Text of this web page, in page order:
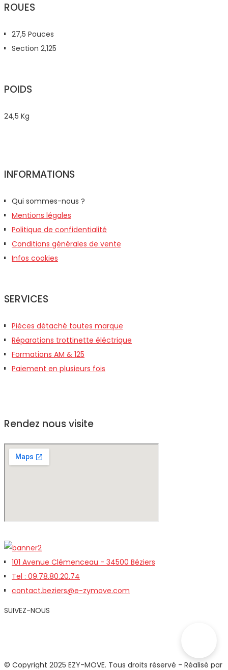
ROUES
27,5 Pouces
Section 2,125
POIDS
24,5 Kg
INFORMATIONS
Qui sommes-nous ?
Mentions légales
Politique de confidentialité
Conditions générales de vente
Infos cookies
SERVICES
Pièces détaché toutes marque
Réparations trottinette éléctrique
Formations AM & 125
Paiement en plusieurs fois
Rendez nous visite
101 Avenue Clémenceau - 34500 Béziers
Tel : 09.78.80.20.74
contact.beziers@e-zymove.com
SUIVEZ-NOUS
© Copyright 2025 EZY-MOVE. Tous droits réservé - Réalisé par